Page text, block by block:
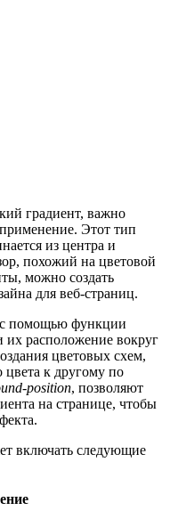
градиент, важно
Этот тип
из центра и
похожий на цветовой
можно создать
для веб-страниц.
с помощью функции
их расположение вокруг
цветовых схем,
цвета к другому по
position, позволяют
на странице, чтобы
включать следующие